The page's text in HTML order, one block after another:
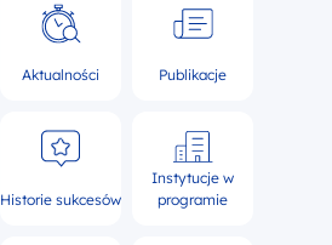
Aktualności Publikacje
Historie sukcesów
Instytucje w
programie